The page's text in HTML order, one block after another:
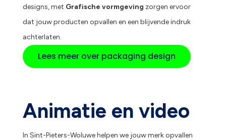
designs, met Grafische vormgeving zorgen ervoor
dat jouw producten opvallen en een blijvende indruk
achterlaten.
Lees meer over packaging design
Animatie en video
In Sint-Pieters-Woluwe helpen we jouw merk opvallen